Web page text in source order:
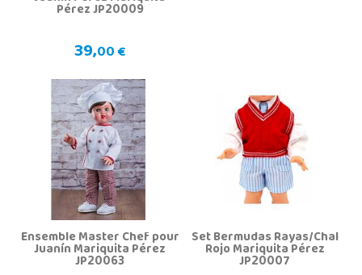
Pérez JP20009
39,00 €
Ensemble Master Chef pour
Juanín Mariquita Pérez
JP20063
Set Bermudas Rayas/Chal
Rojo Mariquita Pérez
JP20007